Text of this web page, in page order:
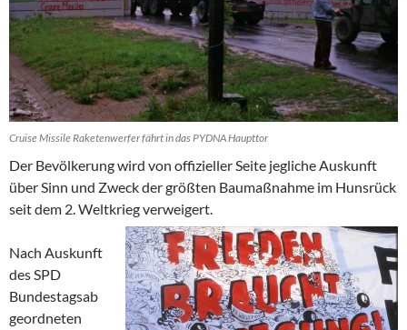
Cruise Missile Raketenwerfer fährt in das PYDNA Haupttor
Der Bevölkerung wird von offizieller Seite jegliche Auskunft
über Sinn und Zweck der größten Baumaßnahme im Hunsrück
seit dem 2. Weltkrieg verweigert.
Nach Auskunft
des SPD
Bundestagsab
geordneten